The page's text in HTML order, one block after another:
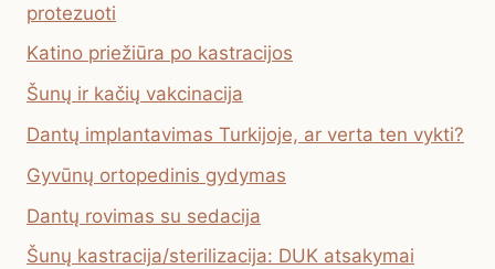
protezuoti
Katino priežiūra po kastracijos
Šunų ir kačių vakcinacija
Dantų implantavimas Turkijoje, ar verta ten vykti?
Gyvūnų ortopedinis gydymas
Dantų rovimas su sedacija
Šunų kastracija/sterilizacija: DUK atsakymai